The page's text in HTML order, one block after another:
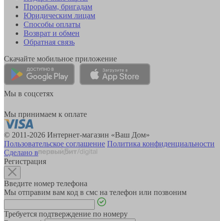
Прорабам, бригадам
Юридическим лицам
Способы оплаты
Возврат и обмен
Обратная связь
Скачайте мобильное приложение
Мы в соцсетях
Мы принимаем к оплате
© 2011-2026 Интернет-магазин «Ваш Дом»
Пользовательское соглашение Политика конфиденциальности
Сделано в
Регистрация
Введите номер телефона
Мы отправим вам код в смс на телефон или позвоним
Требуется подтверждение по номеру